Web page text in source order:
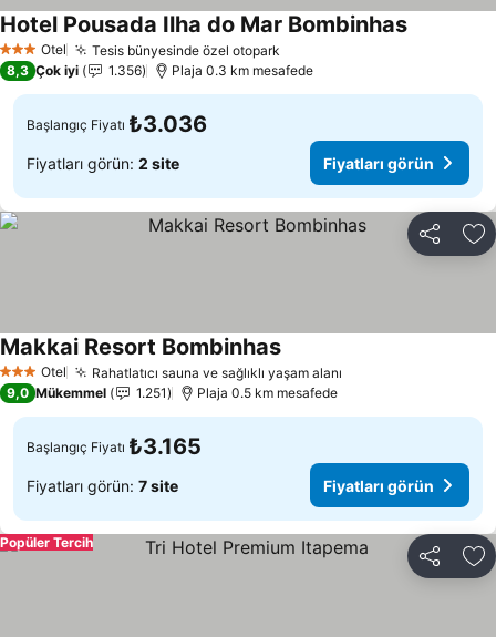
3 YıldızOtel Tesis bünyesinde özel otopark
Hotel Pousada Ilha do Mar BombinhasFiyatları
8,3 Çok iyi 1.356 Plaja 0.3 km mesafede
Başlangıç Fiyatı ₺3.036
Fiyatları görün: 2 site Fiyatları görün
Paylaş
3 YıldızOtel Rahatlatıcı sauna ve sağlıklı yaşam alanı
Makkai Resort BombinhasFiyatları görün
9,0 Mükemmel 1.251 Plaja 0.5 km mesafede
Başlangıç Fiyatı ₺3.165
Fiyatları görün: 7 site Fiyatları görün
Paylaş
Popüler Tercih